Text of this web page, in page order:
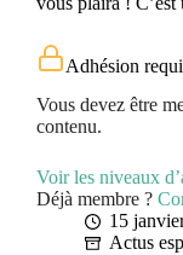
Adhésion
Vous devez être
contenu.
Voir les niveaux
Déjà membre ?
15
Actus